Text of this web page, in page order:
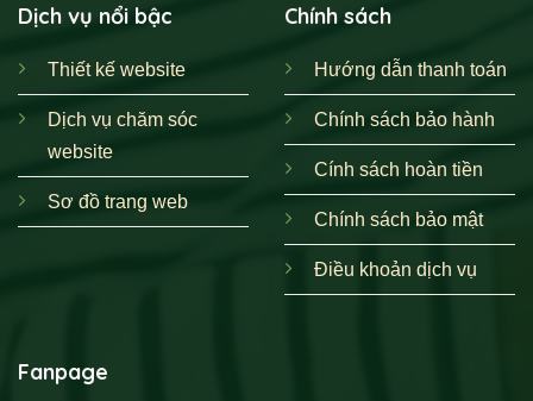
Dịch vụ nổi bậc
Thiết kế website
Dịch vụ chăm sóc
website
Sơ đồ trang web
Chính sách
Hướng dẫn thanh toán
Chính sách bảo hành
Cính sách hoàn tiền
Chính sách bảo mật
Điều khoản dịch vụ
Fanpage